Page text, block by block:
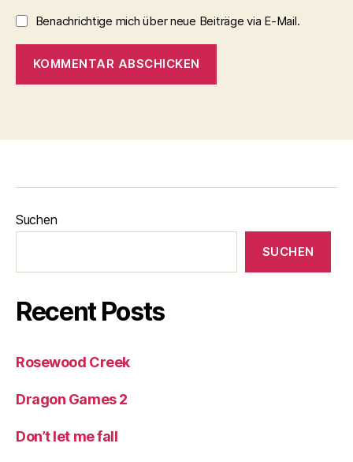
Benachrichtige mich über neue Beiträge via E-Mail.
Suchen
SUCHEN
Recent Posts
Rosewood Creek
Dragon Games 2
Don’t let me fall